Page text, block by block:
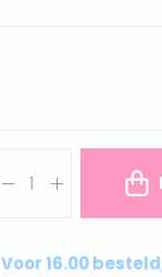
Voor 16.00